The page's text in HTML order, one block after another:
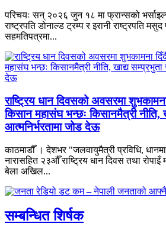
परिचयः सन् २०२६ जुन १८ मा फ्रान्सको
राष्ट्रपति डोनाल्ड ट्रम्प र इरानी राष्ट्रपति
सहमतिपत्रमा...
राष्ट्रिय धान दिवसको अवसरमा
किसान महासंघ भन्छः किसानमैत्री नीति,
आत्मनिर्भरतामा जोड देऊ
काठमाडौँ । देशभर "जलवायुमैत्री प्रविधि,
नारासहित २३औँ राष्ट्रिय धान दिवस तथा
बेला अखिल...
सम्बन्धित शिर्षक